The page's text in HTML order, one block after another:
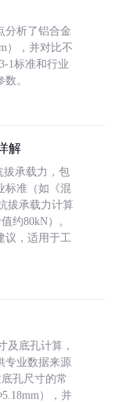
分析了铝合金
），并对比不
1标准和行业
。
解
拔承载力，包
标准（如《混
拔承载力计算
约80kN）。
议，适用于工
及底孔计算，
专业数据来源
孔尺寸的常
），并